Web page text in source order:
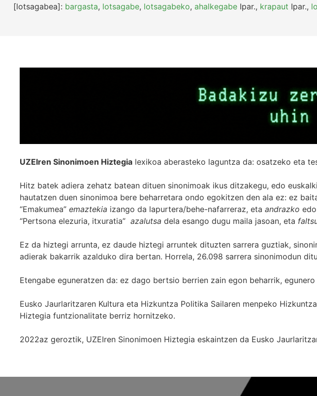
[lotsagabea]: bargasta, lotsagabe, lotsagabeko, ahalkegabe Ipar., krapaut Ipar.,
UZEIren Sinonimoen Hiztegia lexikoa aberasteko laguntza da: osatzeko eta
Hitz batek adiera zehatz batean dituen sinonimoak ikus ditzakegu, edo
hautatzen duen sinonimoa bere beharretara ondo egokitzen den ala ez: ez
“Emakumea” emaztekia izango da lapurtera/behe-nafarreraz, eta andrazko edo
“Pertsona elezuria, itxuratia” azalutsa dela esango dugu maila jasoan, eta
Ez da hiztegi arrunta, ez daude hiztegi arruntek dituzten sarrera guztiak,
adierak bakarrik azalduko dira bertan. Horrela, 26.098 sarrera sinonimodun
Etengabe eguneratzen da: ez dago bertsio berrien zain egon beharrik,
Eusko Jaurlaritzaren Kultura eta Hizkuntza Politika Sailaren menpeko
Hiztegia funtzionalitate berriz hornitzeko.
2022az geroztik, UZEIren Sinonimoen Hiztegia eskaintzen da Eusko